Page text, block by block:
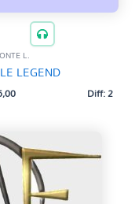
L.
LEGEND
Diff: 2